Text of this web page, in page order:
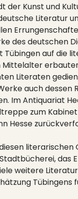
der Kunst und
Literatur
des deutschen
Tübingen auf die
Mittelalter
Literaten
auch dessen
Im Antiquariat
zum
Hesse
das
weitere
Tübingens